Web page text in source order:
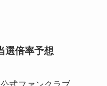
選倍率予想